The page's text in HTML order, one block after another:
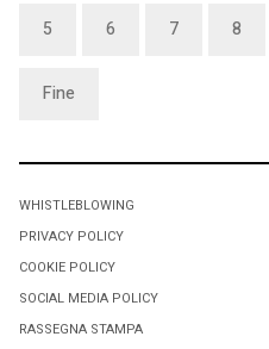
5 6 7 8
Fine
WHISTLEBLOWING
PRIVACY POLICY
COOKIE POLICY
SOCIAL MEDIA POLICY
RASSEGNA STAMPA